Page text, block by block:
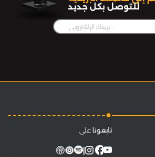
للتوصل بكل جديد
.
تابعونا على
facebook